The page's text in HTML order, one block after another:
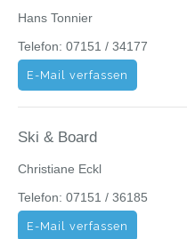
Hans Tonnier
Telefon: 07151 / 34177
E-Mail verfassen
Ski & Board
Christiane Eckl
Telefon: 07151 / 36185
E-Mail verfassen